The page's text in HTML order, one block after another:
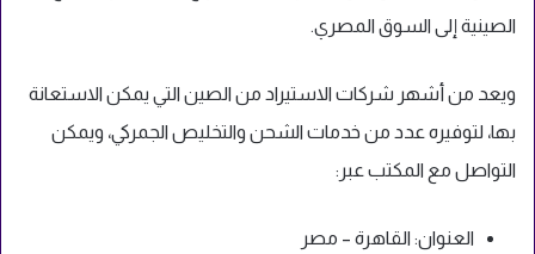
الصينية إلى السوق المصري.
ويعد من أشهر شركات الاستيراد من الصين التي يمكن الاستعانة
بها، لتوفيره عدد من خدمات الشحن والتخليص الجمركي، ويمكن
التواصل مع المكتب عبر:
العنوان: القاهرة – مصر